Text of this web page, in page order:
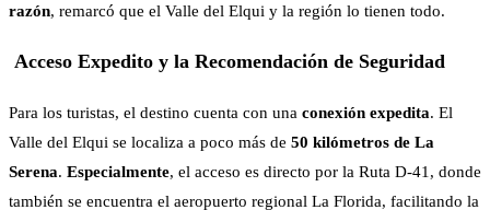
razón, remarcó que el Valle del Elqui y la región lo tienen todo.
Acceso Expedito y la Recomendación de Seguridad
Para los turistas, el destino cuenta con una conexión expedita. El
Valle del Elqui se localiza a poco más de 50 kilómetros de La
Serena. Especialmente, el acceso es directo por la Ruta D-41, donde
también se encuentra el aeropuerto regional La Florida, facilitando la